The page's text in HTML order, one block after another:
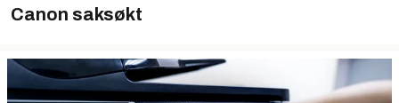
Canon saksøkt